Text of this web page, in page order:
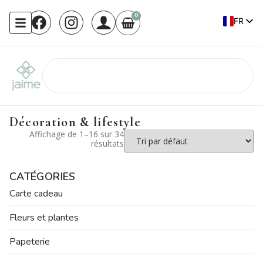
0
FR
Décoration & lifestyle
Affichage de 1–16 sur 34
résultats
CATÉGORIES
Carte cadeau
Fleurs et plantes
Papeterie